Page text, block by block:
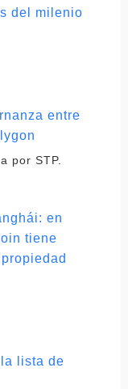
del milenio
entre
por STP.
en
tiene
lista de